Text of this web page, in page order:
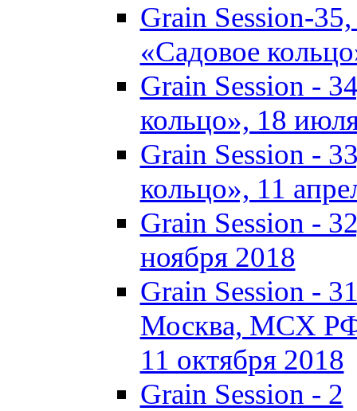
Grain Session-
«Садовое
Grain Session -
кольцо», 18
Grain Session -
кольцо», 11
Grain Session -
ноября 2018
Grain Session -
Москва, МСХ
11 октября 2018
Grain Session - 2